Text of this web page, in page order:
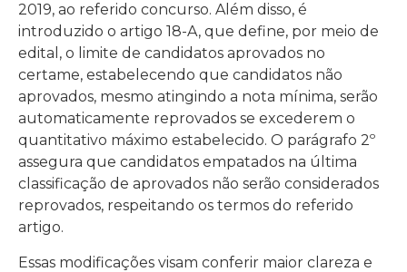
2019, ao referido concurso. Além disso, é
introduzido o artigo 18-A, que define, por meio de
edital, o limite de candidatos aprovados no
certame, estabelecendo que candidatos não
aprovados, mesmo atingindo a nota mínima, serão
automaticamente reprovados se excederem o
quantitativo máximo estabelecido. O parágrafo 2º
assegura que candidatos empatados na última
classificação de aprovados não serão considerados
reprovados, respeitando os termos do referido
artigo.
Essas modificações visam conferir maior clareza e